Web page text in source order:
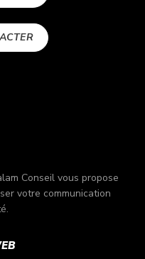
Conseil vous propose
votre communication